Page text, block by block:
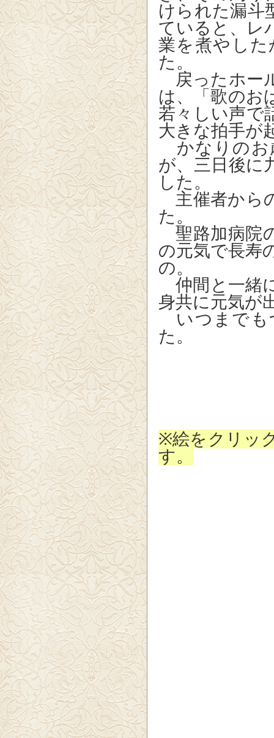
けられた漏斗
ていると、レ
業を煮やし
た。
戻ったホー
は、「歌のお
若々しい声で
大きな拍手が
かなりのお
が、三日後に
した。
主催者から
た。
聖路加病院
の元気で長寿
の。
仲間と一緒
身共に元気が
いつまでも
た。
※絵をクリッ
す。